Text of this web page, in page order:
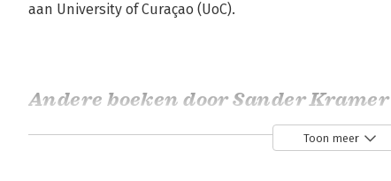
aan University of Curaçao (UoC).
Andere boeken door Sander Kramer
Toon meer